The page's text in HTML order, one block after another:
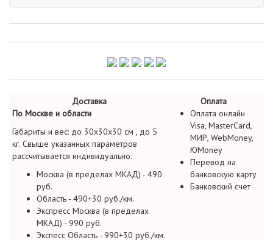
Доставка
Оплата
По Москве и области
Габариты и вес: до 30х30х30 см , до 5
кг. Свыше указанных параметров
рассчитывается индивидуально.
Москва (в пределах МКАД) - 490
руб.
Область - 490+30 руб./км.
Экспресс Москва (в пределах
МКАД) - 990 руб.
Экспесс Область - 990+30 руб./км.
Оплата онлайн
Visa, MasterCard,
МИР, WebMoney,
ЮMoney
Перевод на
банковскую карту
Банковский счет